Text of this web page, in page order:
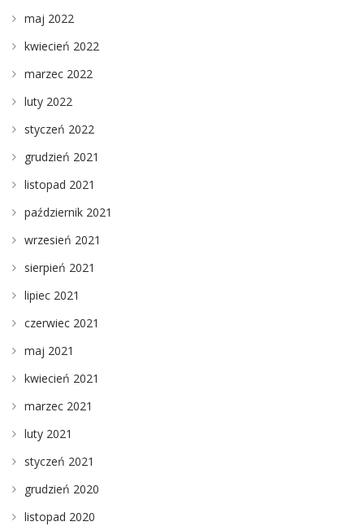
maj 2022
kwiecień 2022
marzec 2022
luty 2022
styczeń 2022
grudzień 2021
listopad 2021
październik 2021
wrzesień 2021
sierpień 2021
lipiec 2021
czerwiec 2021
maj 2021
kwiecień 2021
marzec 2021
luty 2021
styczeń 2021
grudzień 2020
listopad 2020